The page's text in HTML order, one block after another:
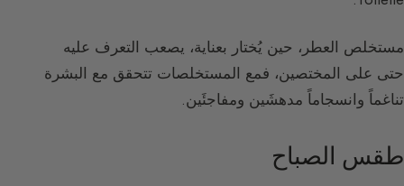
مستخلص العطر، حين يُختار بعناية، يصعب التعرف عليه
حتى على المختصين، فمع المستخلصات تتحقق مع البشرة
تناغماً وانسجاماً مدهشَين ومفاجئَين.
طقس الصباح